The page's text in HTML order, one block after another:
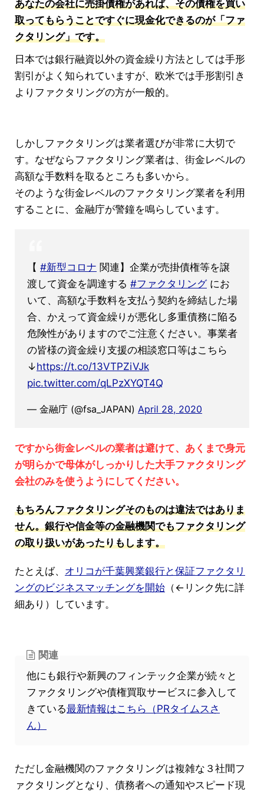
あなたの会社に売掛債権があれば、その債権を買い
取ってもらうことですぐに現金化できるのが「ファ
クタリング」です。
日本では銀行融資以外の資金繰り方法としては手形
割引がよく知られていますが、欧米では手形割引き
よりファクタリングの方が一般的。
しかしファクタリングは業者選びが非常に大切で
す。なぜならファクタリング業者は、街金レベルの
高額な手数料を取るところも多いから。
そのような街金レベルのファクタリング業者を利用
することに、金融庁が警鐘を鳴らしています。
【 #新型コロナ 関連】企業が売掛債権等を譲
渡して資金を調達する #ファクタリングにお
いて、高額な手数料を支払う契約を締結した場
合、かえって資金繰りが悪化し多重債務に陥る
危険性がありますのでご注意ください。事業者
の皆様の資金繰り支援の相談窓口等はこちら
↓https://t.co/13VTPZiVJk
pic.twitter.com/qLPzXYQT4Q
— 金融庁 (@fsa_JAPAN) April 28, 2020
ですから街金レベルの業者は避けて、あくまで身元
が明らかで母体がしっかりした大手ファクタリング
会社のみを使うようにしてください。
もちろんファクタリングそのものは違法ではありま
せん。銀行や信金等の金融機関でもファクタリング
の取り扱いがあったりもします。
たとえば、 オリコが千葉興業銀行と保証ファクタリ
ングのビジネスマッチングを開始 （←リンク先に詳
細あり）しています。
関連
他にも銀行や新興のフィンテック企業が続々と
ファクタリングや債権買取サービスに参入して
きている最新情報はこちら（PRタイムスさ
ん）
ただし金融機関のファクタリングは複雑な３社間フ
ァクタリングとなり、債務者への通知やスピード現